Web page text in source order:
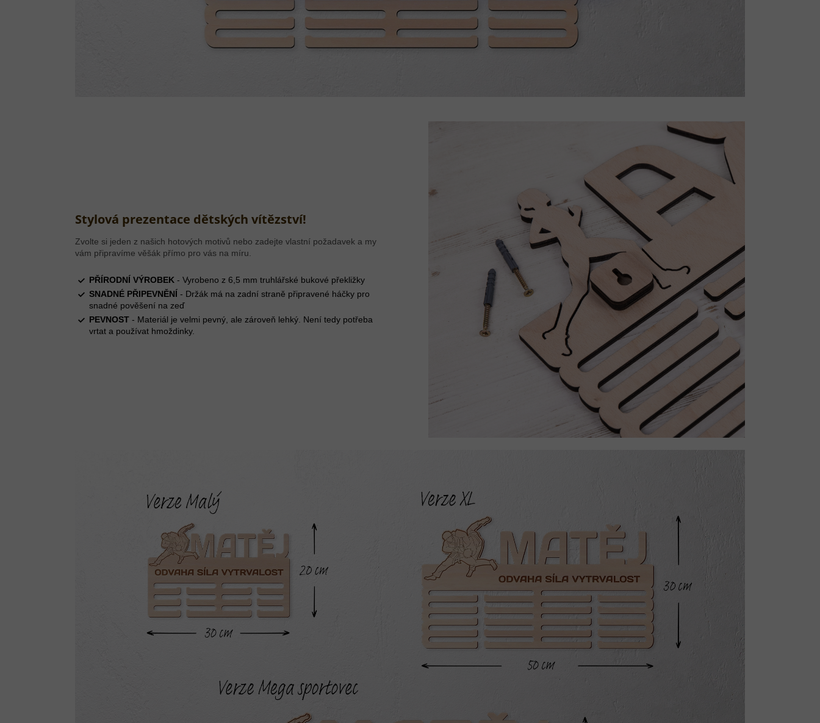
Stylová prezentace dětských vítězství!
Zvolte si jeden z našich hotových motivů nebo zadejte vlastní požadavek a my
vám připravíme věšák přímo pro vás na míru.
PŘÍRODNÍ VÝROBEK - Vyrobeno z 6,5 mm truhlářské bukové překližky
SNADNÉ PŘIPEVNĚNÍ - Držák má na zadní straně připravené háčky pro
snadné pověšení na zeď
PEVNOST - Materiál je velmi pevný, ale zároveň lehký. Není tedy potřeba
vrtat a používat hmoždinky.